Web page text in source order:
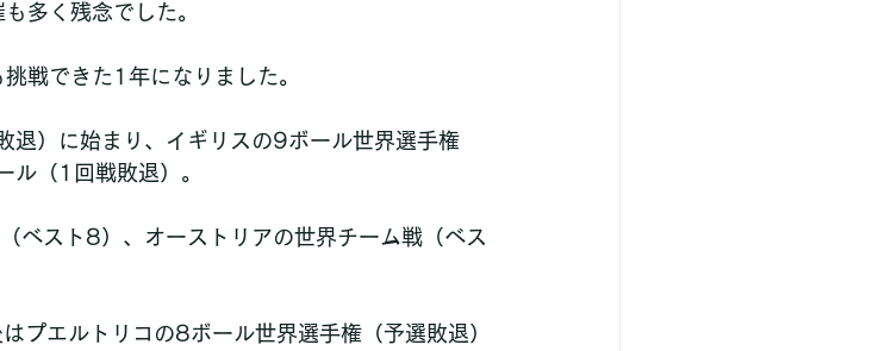
多く残念でした。
戦できた1年になりました。
退）に始まり、イギリスの9ボール世界選手権
ル（1回戦敗退）。
ベスト8）、オーストリアの世界チーム戦（ベス
プエルトリコの8ボール世界選手権（予選敗退）